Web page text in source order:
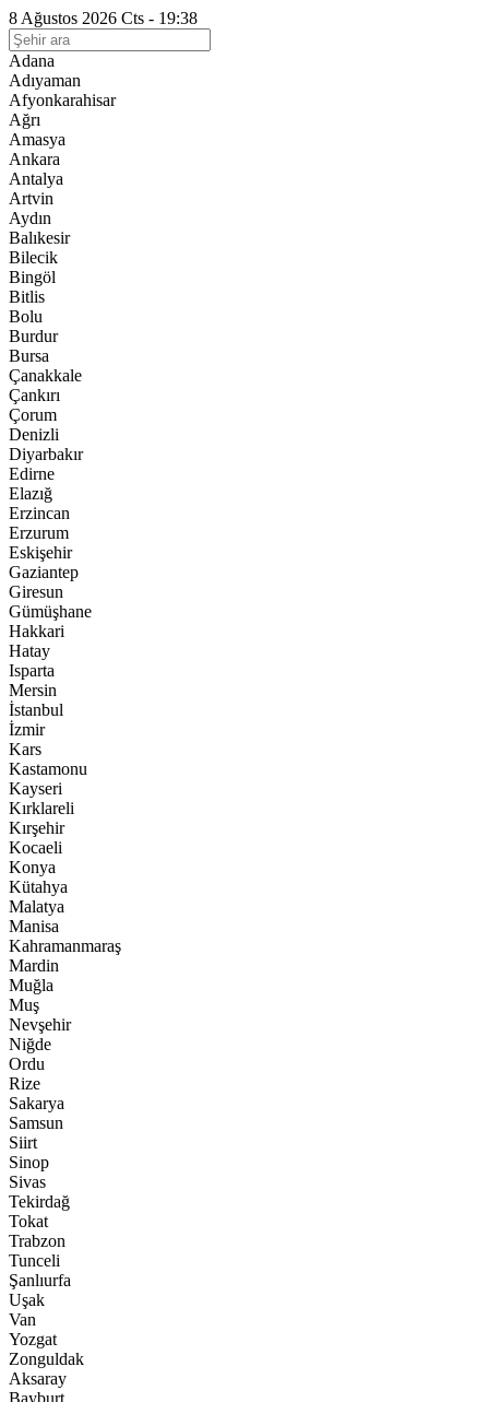
8 Ağustos 2026 Cts - 19:38
Adana
Adıyaman
Afyonkarahisar
Ağrı
Amasya
Ankara
Antalya
Artvin
Aydın
Balıkesir
Bilecik
Bingöl
Bitlis
Bolu
Burdur
Bursa
Çanakkale
Çankırı
Çorum
Denizli
Diyarbakır
Edirne
Elazığ
Erzincan
Erzurum
Eskişehir
Gaziantep
Giresun
Gümüşhane
Hakkari
Hatay
Isparta
Mersin
İstanbul
İzmir
Kars
Kastamonu
Kayseri
Kırklareli
Kırşehir
Kocaeli
Konya
Kütahya
Malatya
Manisa
Kahramanmaraş
Mardin
Muğla
Muş
Nevşehir
Niğde
Ordu
Rize
Sakarya
Samsun
Siirt
Sinop
Sivas
Tekirdağ
Tokat
Trabzon
Tunceli
Şanlıurfa
Uşak
Van
Yozgat
Zonguldak
Aksaray
Bayburt